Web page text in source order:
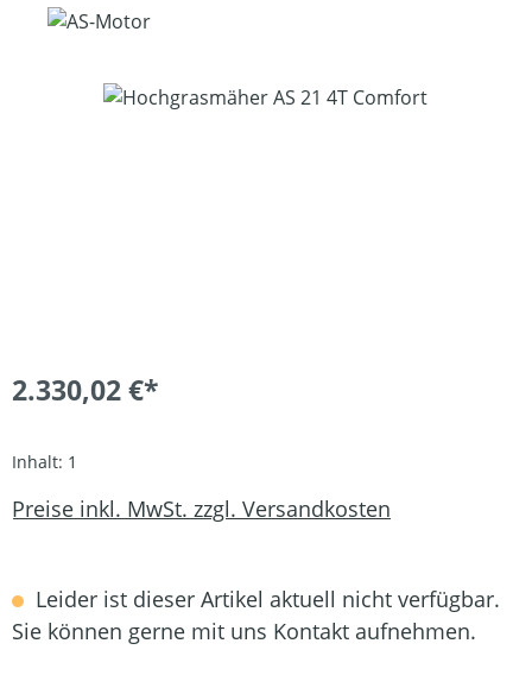
Bildergalerie überspringen
2.330,02 €*
Inhalt: 1
Preise inkl. MwSt. zzgl. Versandkosten
Leider ist dieser Artikel aktuell nicht verfügbar.
Sie können gerne mit uns Kontakt aufnehmen.